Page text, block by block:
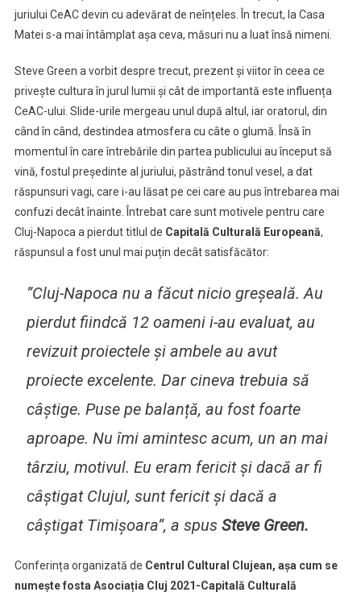
juriului CeAC devin cu adevărat de neînțeles. În trecut, la Casa
Matei s-a mai întâmplat așa ceva, măsuri nu a luat însă nimeni.
Steve Green a vorbit despre trecut, prezent și viitor în ceea ce
privește cultura în jurul lumii și cât de importantă este influența
CeAC-ului. Slide-urile mergeau unul după altul, iar oratorul, din
când în când, destindea atmosfera cu câte o glumă. Însă în
momentul în care întrebările din partea publicului au început să
vină, fostul președinte al juriului, păstrând tonul vesel, a dat
răspunsuri vagi, care i-au lăsat pe cei care au pus întrebarea mai
confuzi decât înainte. Întrebat care sunt motivele pentru care
Cluj-Napoca a pierdut titlul de Capitală Culturală Europeană,
răspunsul a fost unul mai puțin decât satisfăcător:
”Cluj-Napoca nu a făcut nicio greșeală. Au
pierdut fiindcă 12 oameni i-au evaluat, au
revizuit proiectele și ambele au avut
proiecte excelente. Dar cineva trebuia să
câștige. Puse pe balanță, au fost foarte
aproape. Nu îmi amintesc acum, un an mai
târziu, motivul. Eu eram fericit și dacă ar fi
câștigat Clujul, sunt fericit și dacă a
câștigat Timișoara”, a spus Steve Green.
Conferința organizată de Centrul Cultural Clujean, așa cum se
numește fosta Asociația Cluj 2021-Capitală Culturală